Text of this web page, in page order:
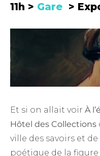
11h > Gare >
Et si on allait voir À
Hôtel des Collections
ville des savoirs et
poétique de la